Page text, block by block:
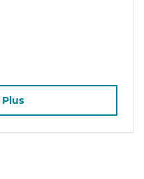
Plus